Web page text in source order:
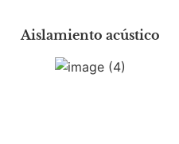
Aislamiento acústico